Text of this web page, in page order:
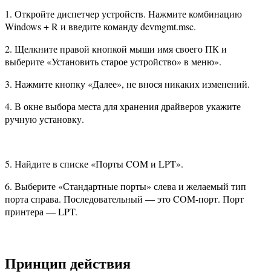
1. Откройте диспетчер устройств. Нажмите комбинацию
Windows + R и введите команду devmgmt.msc.
2. Щелкните правой кнопкой мыши имя своего ПК и
выберите «Установить старое устройство» в меню».
3. Нажмите кнопку «Далее», не внося никаких изменений.
4. В окне выбора места для хранения драйверов укажите
ручную установку.
5. Найдите в списке «Порты COM и LPT».
6. Выберите «Стандартные порты» слева и желаемый тип
порта справа. Последовательный — это COM-порт. Порт
принтера — LPT.
Принцип действия